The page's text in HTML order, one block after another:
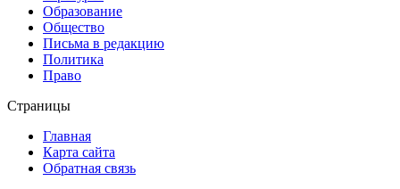
Образование
Общество
Письма в редакцию
Политика
Право
Страницы
Главная
Карта сайта
Обратная связь